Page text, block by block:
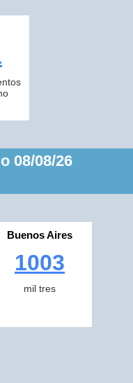
08/08/26
Buenos Aires
1003
mil tres